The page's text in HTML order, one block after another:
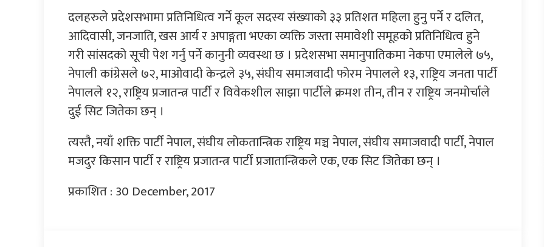
दलहरुले प्रदेशसभामा प्रतिनिधित्व गर्ने कूल सदस्य संख्याको ३३ प्रतिशत महिला हुनु पर्ने र दलित,
आदिवासी, जनजाति, खस आर्य र अपाङ्गता भएका व्यक्ति जस्ता समावेशी समूहको प्रतिनिधित्व हुने
गरी सांसदको सूची पेश गर्नु पर्ने कानुनी व्यवस्था छ । प्रदेशसभा समानुपातिकमा नेकपा एमालेले ७५,
नेपाली कांग्रेसले ७२, माओवादी केन्द्रले ३५, संघीय समाजवादी फोरम नेपालले १३, राष्ट्रिय जनता पार्टी
नेपालले १२, राष्ट्रिय प्रजातन्त्र पार्टी र विवेकशील साझा पार्टीले क्रमश तीन, तीन र राष्ट्रिय जनमोर्चाले
दुई सिट जितेका छन् ।
त्यस्तै, नयाँ शक्ति पार्टी नेपाल, संघीय लोकतान्त्रिक राष्ट्रिय मञ्च नेपाल, संघीय समाजवादी पार्टी, नेपाल
मजदुर किसान पार्टी र राष्ट्रिय प्रजातन्त्र पार्टी प्रजातान्त्रिकले एक, एक सिट जितेका छन् ।
प्रकाशित : 30 December, 2017